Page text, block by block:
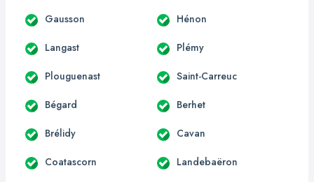
Gausson Hénon
Langast Plémy
Plouguenast Saint-Carreuc
Bégard Berhet
Brélidy Cavan
Coatascorn Landebaëron